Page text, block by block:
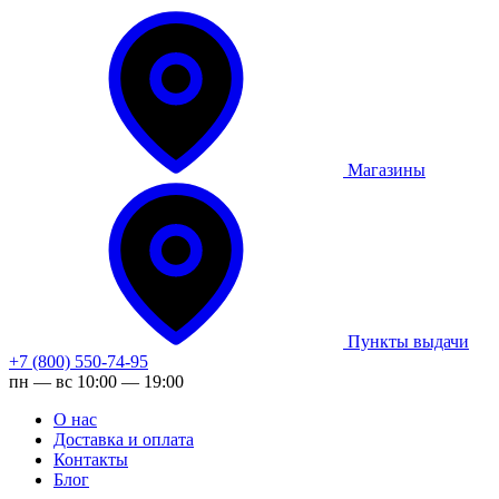
Магазины
Пункты выдачи
+7 (800) 550-74-95
пн — вс 10:00 — 19:00
О нас
Доставка и оплата
Контакты
Блог